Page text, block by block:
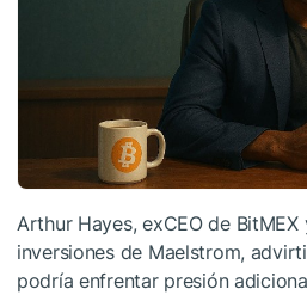
Arthur Hayes, exCEO de
inversiones de Maelstrom,
podría enfrentar presión